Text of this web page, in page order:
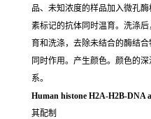
品、未知浓度的样品加入微孔
素标记的抗体同时温育。洗涤
育和洗涤，去除未结合的酶结
同时作用。产生颜色。颜色的
系。
Human histone H2A-H2B-DNA
其配制